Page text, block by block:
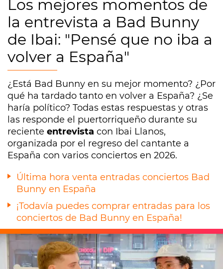
Los mejores momentos de
la entrevista a Bad Bunny
de Ibai: "Pensé que no iba a
volver a España"
¿Está Bad Bunny en su mejor momento? ¿Por
qué ha tardado tanto en volver a España? ¿Se
haría político? Todas estas respuestas y otras
las responde el puertorriqueño durante su
reciente entrevista con Ibai Llanos,
organizada por el regreso del cantante a
España con varios conciertos en 2026.
Última hora venta entradas conciertos Bad
Bunny en España
¡Todavía puedes comprar entradas para los
conciertos de Bad Bunny en España!